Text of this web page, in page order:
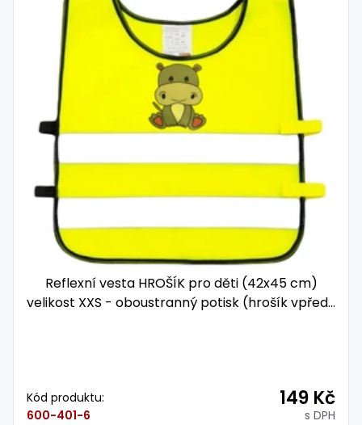
Reflexní vesta HROŠÍK pro děti (42x45 cm)
velikost XXS - oboustranný potisk (hrošík vpředu
Kód produktu:
600-401-6
149 Kč
s DPH